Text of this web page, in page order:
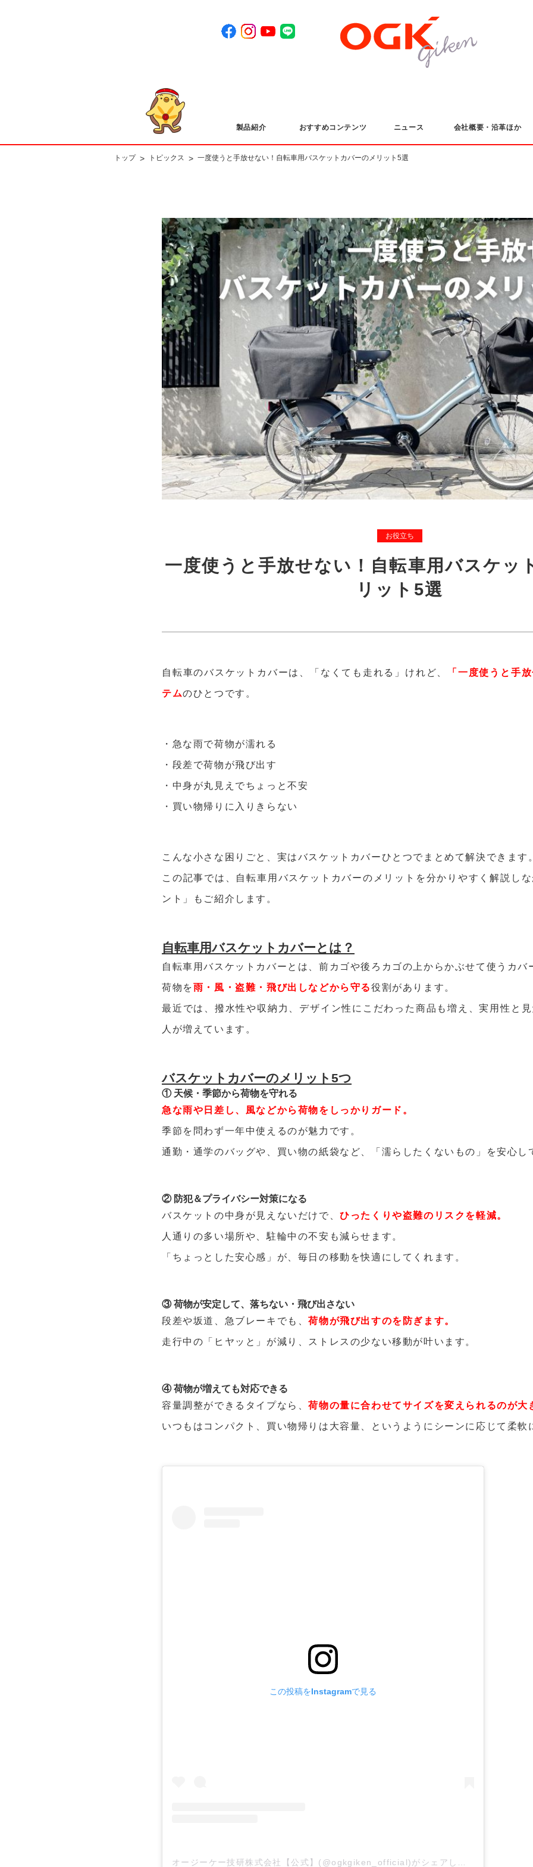
製品紹介 おすすめコンテンツ ニュース 会社概要・沿革ほか
トップ > トピックス > 一度使うと手放せない！自転車用バスケットカバーのメリット5選
お役立ち
一度使うと手放せない！自転車用バスケッ
リット5選
自転車のバスケットカバーは、「なくても走れる」けれど、 「一度使うと手
テムのひとつです。
・急な雨で荷物が濡れる
・段差で荷物が飛び出す
・中身が丸見えでちょっと不安
・買い物帰りに入りきらない
こんな小さな困りごと、実はバスケットカバーひとつでまとめて解決できます
この記事では、自転車用バスケットカバーのメリットを分かりやすく解説し
ント」もご紹介します。
自転車用バスケットカバーとは？
自転車用バスケットカバーとは、前カゴや後ろカゴの上からかぶせて使うカバ
荷物を雨・風・盗難・飛び出しなどから守る役割があります。
最近では、撥水性や収納力、デザイン性にこだわった商品も増え、実用性と
人が増えています。
バスケットカバーのメリット5つ
① 天候・季節から荷物を守れる
急な雨や日差し、風などから荷物をしっかりガード。
季節を問わず一年中使えるのが魅力です。
通勤・通学のバッグや、買い物の紙袋など、「濡らしたくないもの」を安心し
② 防犯＆プライバシー対策になる
バスケットの中身が見えないだけで、ひったくりや盗難のリスクを軽減。
人通りの多い場所や、駐輪中の不安も減らせます。
「ちょっとした安心感」が、毎日の移動を快適にしてくれます。
③ 荷物が安定して、落ちない・飛び出さない
段差や坂道、急ブレーキでも、荷物が飛び出すのを防ぎます。
走行中の「ヒヤッと」が減り、ストレスの少ない移動が叶います。
④ 荷物が増えても対応できる
容量調整ができるタイプなら、荷物の量に合わせてサイズを変えられるのが大
いつもはコンパクト、買い物帰りは大容量、というようにシーンに応じて柔軟
この投稿をInstagramで見る